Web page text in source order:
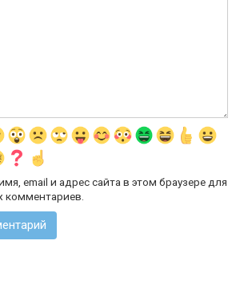
email и адрес сайта в этом браузере для